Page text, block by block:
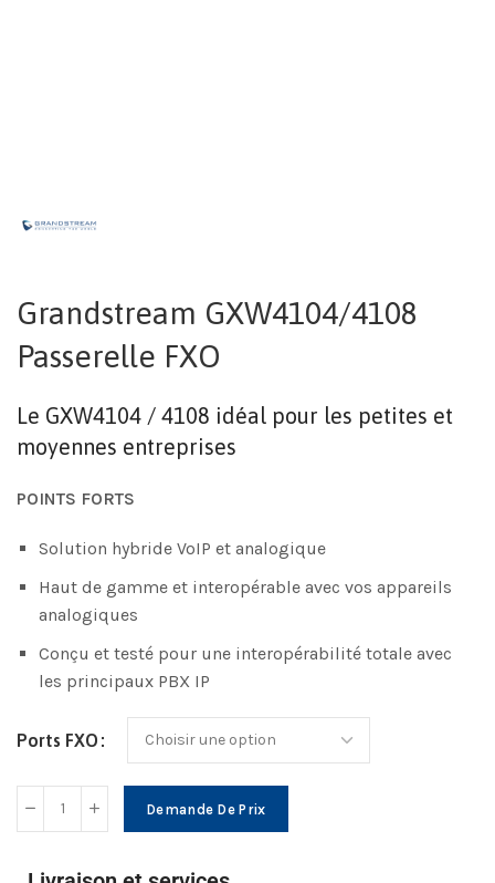
Grandstream GXW4104/4108
Passerelle FXO
Le GXW4104 / 4108 idéal pour les petites et
moyennes entreprises
POINTS FORTS
Solution hybride VoIP et analogique
Haut de gamme et interopérable avec vos appareils
analogiques
Conçu et testé pour une interopérabilité totale avec
les principaux PBX IP
Ports FXO
Demande De Prix